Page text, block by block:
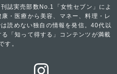
誌実売部数No.1「女性セブン」によ
・医療から美容、マネー、料理・レ
読めない独自の情報を発信。40代以
「知って得する」コンテンツが満載
す。